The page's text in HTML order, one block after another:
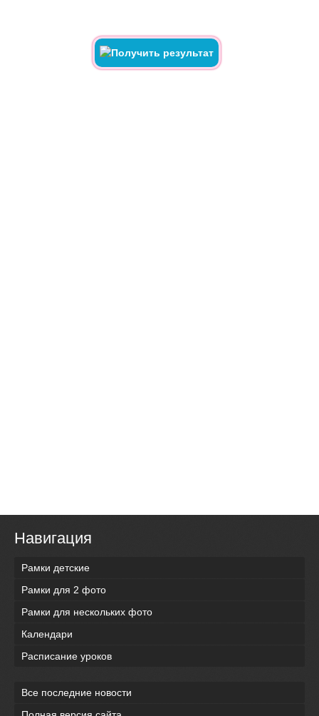
Навигация
Рамки детские
Рамки для 2 фото
Рамки для нескольких фото
Календари
Расписание уроков
Все последние новости